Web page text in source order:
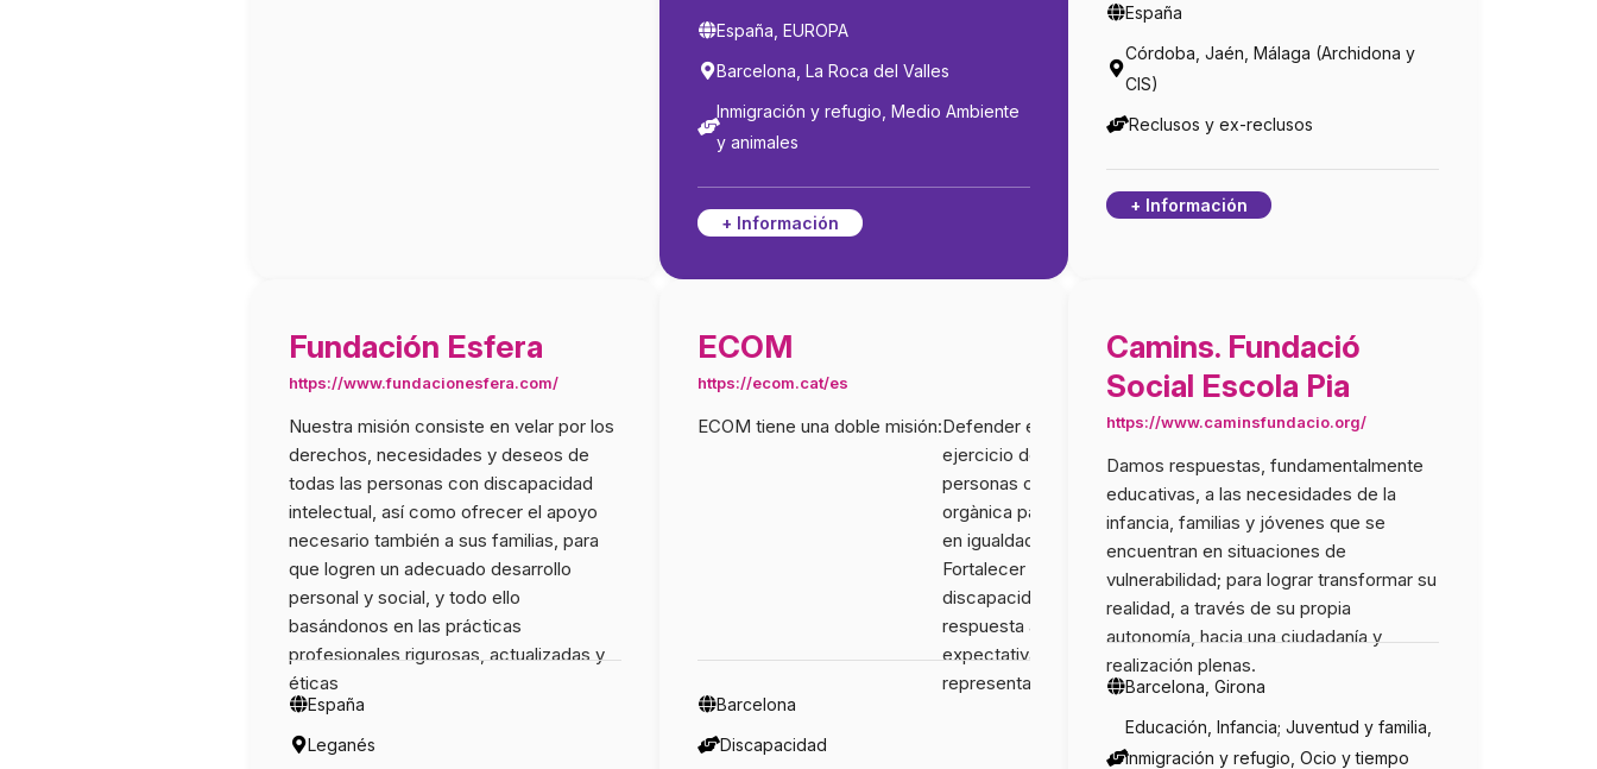
España, EUROPA
Barcelona, La Roca del Valles
Inmigración y refugio, Medio Ambiente
y animales
+ Información
España
Córdoba, Jaén, Málaga (Archidona y
CIS)
Reclusos y ex-reclusos
+ Información
Fundación Esfera
https://www.fundacionesfera.com/
Nuestra misión consiste en velar por los
derechos, necesidades y deseos de
todas las personas con discapacidad
intelectual, así como ofrecer el apoyo
necesario también a sus familias, para
que logren un adecuado desarrollo
personal y social, y todo ello
basándonos en las prácticas
profesionales rigurosas, actualizadas y
éticas
España
Leganés
ECOM
https://ecom.cat/es
ECOM tiene una doble misión:Defender en primera persona el
ejercicio de los derechos de las
personas con discapacidad física y/u
orgànica para participar en la sociedad
en igualdad de oportunidades.
Fortalecer el sector asociativo de la
discapacidad física y/u orgánica para dar
respuesta a las necesidades y
expectativas de las personas que
representamos.
Barcelona
Discapacidad
Camins. Fundació
Social Escola Pia
https://www.caminsfundacio.org/
Damos respuestas, fundamentalmente
educativas, a las necesidades de la
infancia, familias y jóvenes que se
encuentran en situaciones de
vulnerabilidad; para lograr transformar su
realidad, a través de su propia
autonomía, hacia una ciudadanía y
realización plenas.
Barcelona, Girona
Educación, Infancia; Juventud y familia,
Inmigración y refugio, Ocio y tiempo